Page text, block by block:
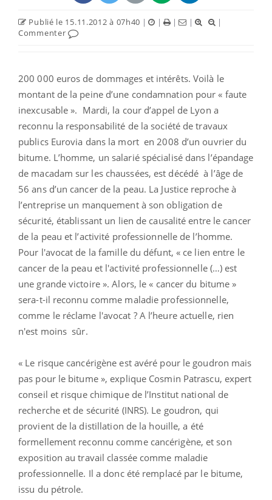
Publié le 15.11.2012 à 07h40 | | | |
|
Commenter
200 000 euros de dommages et intérêts. Voilà le
montant de la peine d’une condamnation pour « faute
inexcusable ». Mardi, la cour d’appel de Lyon a
reconnu la responsabilité de la société de travaux
publics Eurovia dans la mort en 2008 d’un ouvrier du
bitume. L’homme, un salarié spécialisé dans l’épandage
de macadam sur les chaussées, est décédé à l’âge de
56 ans d’un cancer de la peau. La Justice reproche à
l’entreprise un manquement à son obligation de
sécurité, établissant un lien de causalité entre le cancer
de la peau et l’activité professionnelle de l’homme.
Pour l'avocat de la famille du défunt, « ce lien entre le
cancer de la peau et l'activité professionnelle (…) est
une grande victoire ». Alors, le « cancer du bitume »
sera-t-il reconnu comme maladie professionnelle,
comme le réclame l'avocat ? A l’heure actuelle, rien
n'est moins sûr.
« Le risque cancérigène est avéré pour le goudron mais
pas pour le bitume », explique Cosmin Patrascu, expert
conseil et risque chimique de l’Institut national de
recherche et de sécurité (INRS). Le goudron, qui
provient de la distillation de la houille, a été
formellement reconnu comme cancérigène, et son
exposition au travail classée comme maladie
professionnelle. Il a donc été remplacé par le bitume,
issu du pétrole.